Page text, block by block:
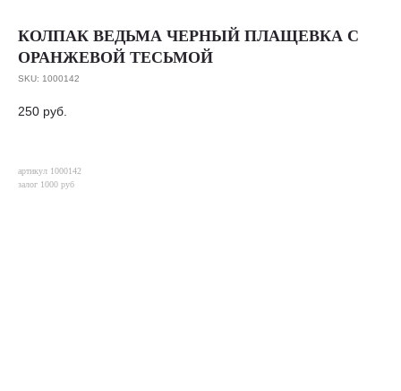
КОЛПАК ВЕДЬМА ЧЕРНЫЙ ПЛАЩЕВКА С
ОРАНЖЕВОЙ ТЕСЬМОЙ
SKU: 1000142
250 руб.
артикул 1000142
залог 1000 руб